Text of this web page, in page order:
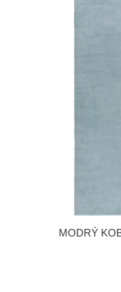
MODRÝ